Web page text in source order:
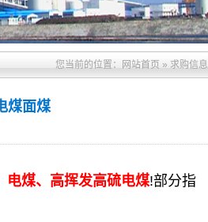
您当前的位置： 网站首页 » 求购信息
煤面煤
电煤、高挥发高硫电煤!部分指